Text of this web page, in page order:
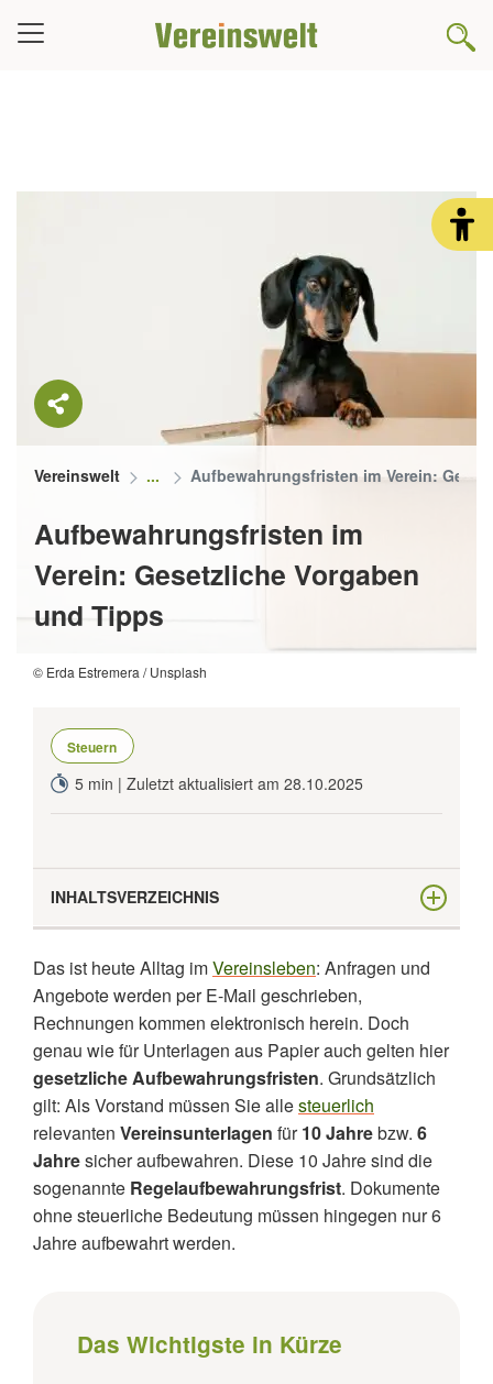
Vereinswelt Aufbewahrungsfristen im Verein:
Aufbewahrungsfristen im
Verein: Gesetzliche Vorgaben
und Tipps
© Erda Estremera / Unsplash
Steuern
5 min | Zuletzt aktualisiert am 28.10.2025
INHALTSVERZEICHNIS
verschiedenen Dokumente im Verein?
Wann beginnt die Aufbewahrungsfrist?
Warum ist der Datenzugriff für die
Aufbewahrungsfrist wichtig?
Was passiert, wenn wichtige Unterlagen gelöscht
wurden?
Wie werden digitale Dokumente am besten
aufbewahrt?
Welche Aufbewahrungspflichten gelten bei einem
Aufbewahrungsfristen im Verein
Das ist heute Alltag imVereinsleben: Anfragen und
Angebote werden per E-Mail geschrieben,
Rechnungen kommen elektronisch herein. Doch
genau wie für Unterlagen aus Papier auch gelten hier
gesetzliche Aufbewahrungsfristen. Grundsätzlich
gilt: Als Vorstand müssen Sie allesteuerlich
relevanten Vereinsunterlagen für10 Jahrebzw. 6
Jahresicher aufbewahren. Diese 10 Jahre sind die
sogenannte Regelaufbewahrungsfrist. Dokumente
ohne steuerliche Bedeutung müssen hingegen nur 6
Jahre aufbewahrt werden.
Das Wichtigste in Kürze